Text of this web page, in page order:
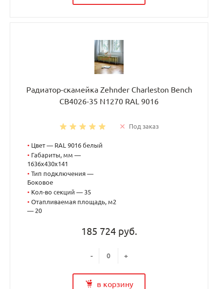
Радиатор-скамейка Zehnder Charleston Bench
CB4026-35 N1270 RAL 9016
Под заказ
• Цвет — RAL 9016 белый
• Габариты, мм —
1636x430x141
• Тип подключения —
Боковое
• Кол-во секций — 35
• Отапливаемая площадь, м2
— 20
185 724 руб.
- +
в корзину